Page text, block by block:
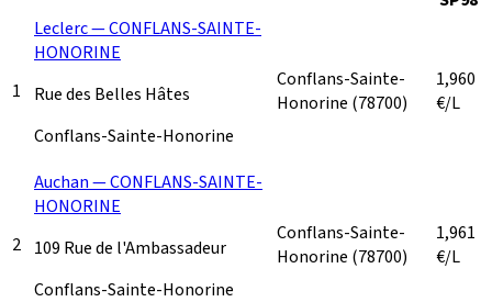
1
Leclerc — CONFLANS-SAINTE-
HONORINE
Rue des Belles Hâtes
Conflans-Sainte-Honorine
Conflans-Sainte-
Honorine (78700)
1,960
€/L
2
Auchan — CONFLANS-SAINTE-
HONORINE
109 Rue de l'Ambassadeur
Conflans-Sainte-Honorine
Conflans-Sainte-
Honorine (78700)
1,961
€/L